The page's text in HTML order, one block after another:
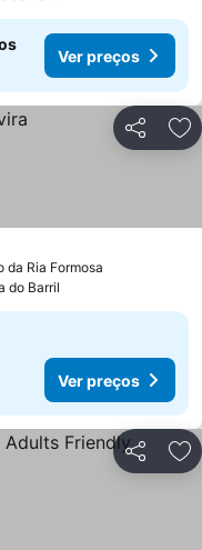
Ver preços
Partilhar
Ria Formosa
do Barril
Ver preços
Partilhar